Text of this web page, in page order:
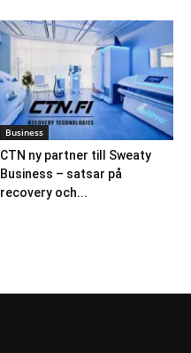
Business
CTN ny partner till Sweaty
Business – satsar på
recovery och...